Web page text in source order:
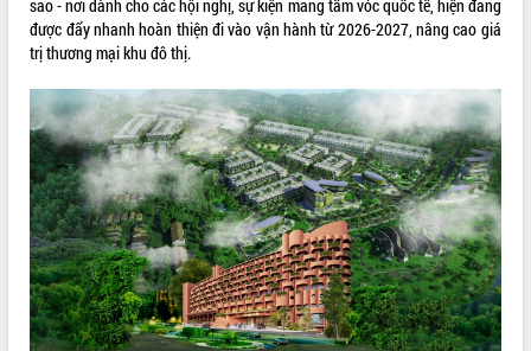
Hòn Yến phát triển du lịch gắn với bảo
tồn biển
Lấy ý kiến điều chỉnh Quy hoạch tỉnh
Đắk Lắk thời kỳ 2021-2030, tầm nhìn
đến năm 2050
Phát động chiến dịch 30 ngày đêm
giải phóng mặt bằng Tuyến đường bộ
ven biển
Đắk Lắk nỗ lực thúc đẩy tăng trưởng
kinh tế từ 10% trở lên trong Quý
II/2026
Đắk Lắk ký kết thỏa thuận hợp tác về
chuyển đổi số giai đoạn 2026 – 2030
với Tập đoàn Bưu chính Viễn thông
sao - nơi dành cho các hội nghị, sự kiện mang tầm vóc quốc tế, hiện đang
được đẩy nhanh hoàn thiện đi vào vận hành từ 2026-2027, nâng cao giá
trị thương mại khu đô thị.